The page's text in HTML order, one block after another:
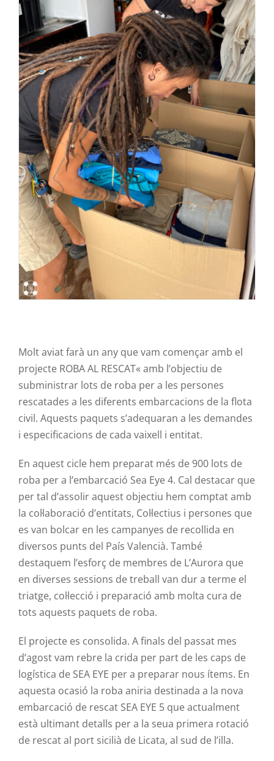
Contacte
Molt aviat farà un any que vam començar amb el
projecte ROBA AL RESCAT« amb l’objectiu de
subministrar lots de roba per a les persones
rescatades a les diferents embarcacions de la flota
civil. Aquests paquets s’adequaran a les demandes
i especificacions de cada vaixell i entitat.
En aquest cicle hem preparat més de 900 lots de
roba per a l’embarcació Sea Eye 4. Cal destacar que
per tal d’assolir aquest objectiu hem comptat amb
la col·laboració d’entitats, Col·lectius i persones que
es van bolcar en les campanyes de recollida en
diversos punts del País Valencià. També
destaquem l’esforç de membres de L’Aurora que
en diverses sessions de treball van dur a terme el
triatge, col·lecció i preparació amb molta cura de
tots aquests paquets de roba.
El projecte es consolida. A finals del passat mes
d’agost vam rebre la crida per part de les caps de
logística de SEA EYE per a preparar nous ítems. En
aquesta ocasió la roba aniria destinada a la nova
embarcació de rescat SEA EYE 5 que actualment
està ultimant detalls per a la seua primera rotació
de rescat al port sicilià de Licata, al sud de l’illa.